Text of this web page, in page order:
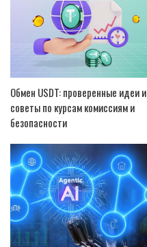
Обмен USDT: проверенные идеи и
советы по курсам комиссиям и
безопасности